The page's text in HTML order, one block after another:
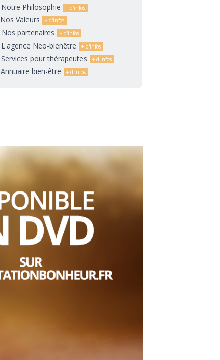
Notre Philosophie
Nos Valeurs
Nos partenaires
L'agence Neo-bienêtre
Services pour thérapeutes
Annuaire bien-être